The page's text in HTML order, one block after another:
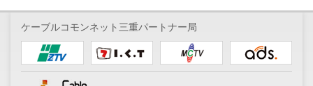
ケーブルコモンネット三重パートナー局